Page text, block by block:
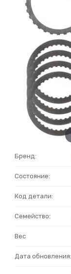
Бренд:
Состояние:
Код детали:
Семейство:
Вес
Дата обновления: